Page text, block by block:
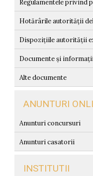
Regulamentele privind
Hotărârile autorității
Dispozițiile autorității
Documente și
Alte documente
ANUNTURI
Anunturi concursuri
Anunturi casatorii
INSTITUTII